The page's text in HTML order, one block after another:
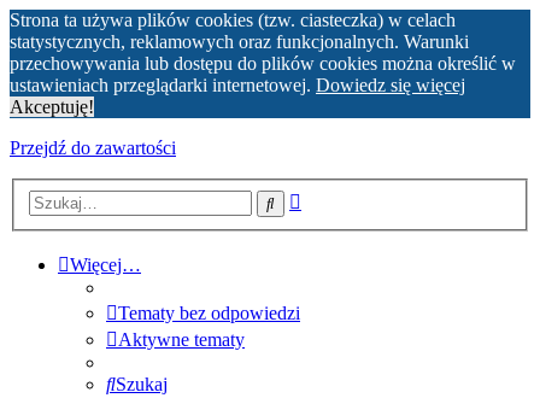
Strona ta używa plików cookies (tzw. ciasteczka) w celach
statystycznych, reklamowych oraz funkcjonalnych. Warunki
przechowywania lub dostępu do plików cookies można określić w
ustawieniach przeglądarki internetowej. Dowiedz się więcej
Akceptuję!
Przejdź do zawartości
Szukaj
Więcej…
Tematy bez odpowiedzi
Aktywne tematy
Szukaj